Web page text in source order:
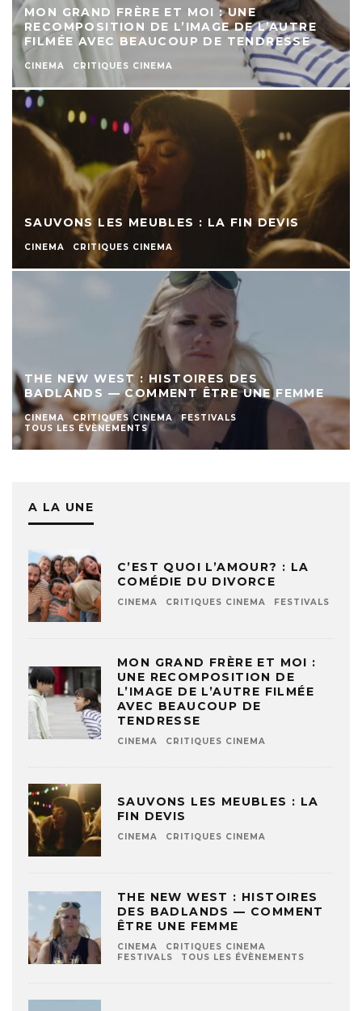
MON GRAND FRÈRE ET MOI : UNE
RECOMPOSITION DE L’IMAGE DE L’AUTRE
FILMÉE AVEC BEAUCOUP DE TENDRESSE
CINEMA CRITIQUES CINEMA
SAUVONS LES MEUBLES : LA FIN DEVIS
CINEMA CRITIQUES CINEMA
THE NEW WEST : HISTOIRES DES
BADLANDS — COMMENT ÊTRE UNE FEMME
CINEMA CRITIQUES CINEMA
FESTIVALS
TOUS LES ÉVÈNEMENTS
A LA UNE
C’EST QUOI L’AMOUR? : LA
COMÉDIE DU DIVORCE
CINEMA CRITIQUES CINEMA FESTIVALS
MON GRAND FRÈRE ET MOI :
UNE RECOMPOSITION DE
L’IMAGE DE L’AUTRE FILMÉE
AVEC BEAUCOUP DE
TENDRESSE
CINEMA CRITIQUES CINEMA
SAUVONS LES MEUBLES : LA
FIN DEVIS
CINEMA CRITIQUES CINEMA
THE NEW WEST : HISTOIRES
DES BADLANDS — COMMENT
ÊTRE UNE FEMME
CINEMA
CRITIQUES CINEMA
FESTIVALS
TOUS LES ÉVÈNEMENTS